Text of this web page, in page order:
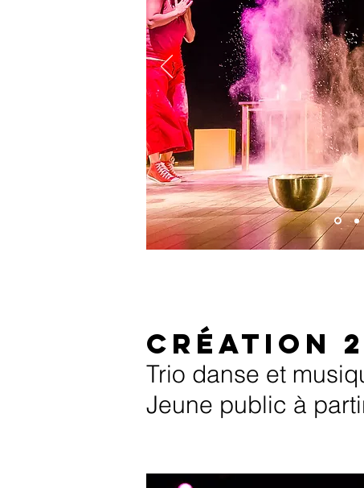
QUINTET
Tout public à
Création
Trio danse et
Jeune public à